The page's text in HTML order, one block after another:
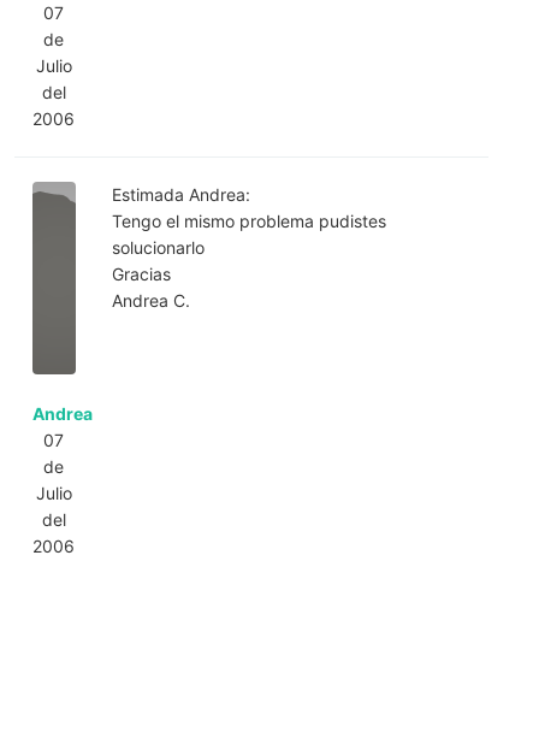
07
de
Julio
del
2006
Andrea
07
de
Julio
del
2006
Estimada Andrea:
Tengo el mismo problema pudistes
solucionarlo
Gracias
Andrea C.